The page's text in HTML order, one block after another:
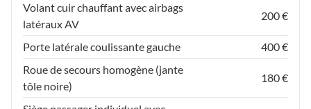
Volant cuir chauffant avec airbags
latéraux AV
200 €
Porte latérale coulissante gauche
400 €
Roue de secours homogène (jante
tôle noire)
180 €